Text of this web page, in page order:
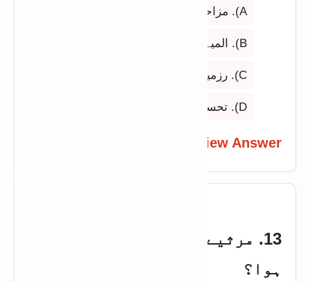
A). مزاحیہ
B). المیہ
C). رزمیہ
D). تحسینی
View Answer
13. مرثیے کا فروغ کس شہر سے
ہوا؟